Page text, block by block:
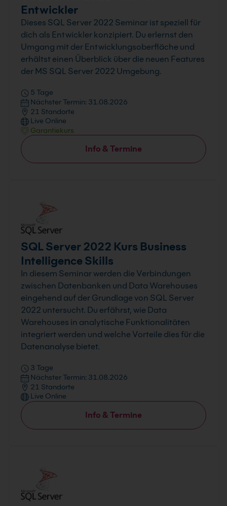
Entwickler
Dieses SQL Server 2022 Seminar ist speziell für
dich als Entwickler konzipiert. Du erlernst den
Umgang mit der Entwicklungsoberfläche und
erhältst einen Überblick über die neuen Features
der MS SQL Server 2022 Umgebung.
5 Tage
Nächster Termin: 31.08.2026
21 Standorte
Live Online
Garantiekurs
Info & Termine
SQL Server 2022 Kurs Business
Intelligence Skills
In diesem Seminar werden die Verbindungen
zwischen Datenbanken und Data Warehouses
eingehend auf der Grundlage von SQL Server
2022 untersucht. Du erfährst, wie Data
Warehouses in analytische Funktionalitäten
integriert werden und welche Vorteile dies für die
Datenanalyse bietet.
3 Tage
Nächster Termin: 31.08.2026
21 Standorte
Live Online
Info & Termine